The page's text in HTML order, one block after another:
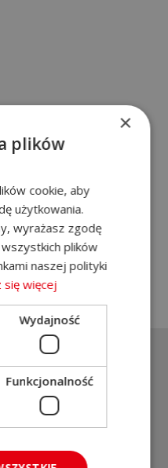
naszą
729
×
plików
cookie, aby
użytkowania.
wyrażasz zgodę
plików
naszej polityki
się więcej
Wydajność
Funkcjonalność